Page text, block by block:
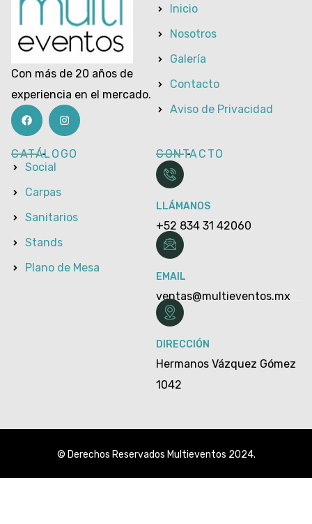
Con más de 20 años de
experiencia en el mercado.
Inicio
Nosotros
Galería
Contacto
Aviso de Privacidad
CATÁLOGO
Social
Carpas
Sanitarios
Stands
Plano de Mesa
CONTACTO
LLÁMANOS
+52 834 31 42060
EMAIL
ventas@multieventos.mx
DIRECCIÓN
Hermanos Vázquez Gómez
1042
© Derechos Reservados Multieventos 2024.